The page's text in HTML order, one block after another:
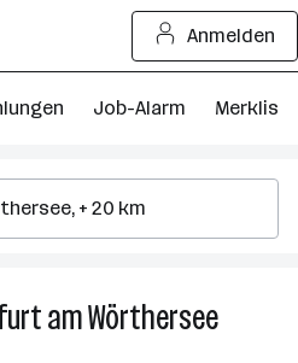
Anmelden
Job-Alarm Merkliste
am Wörthersee23